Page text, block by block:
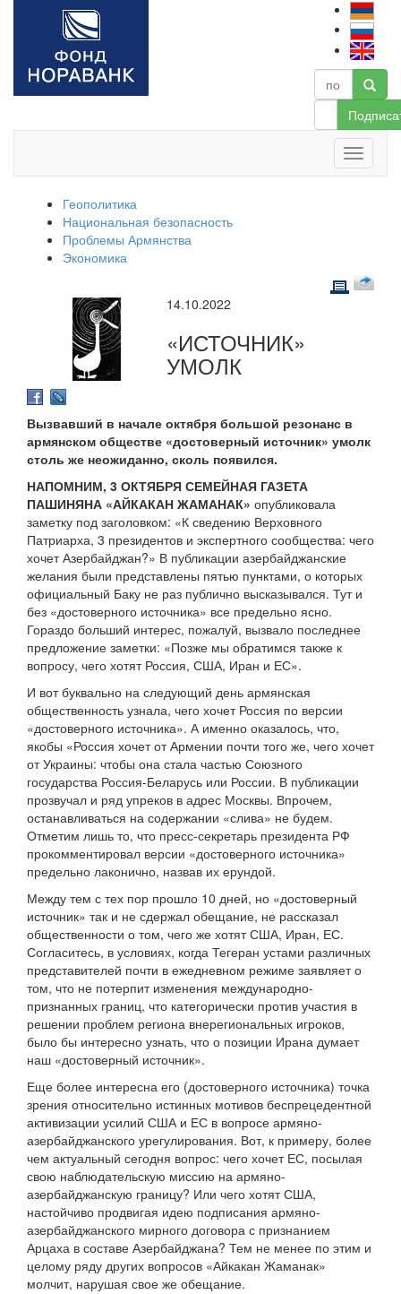
Геополитика
Национальная безопасность
Проблемы Армянства
Экономика
14.10.2022
«ИСТОЧНИК»
УМОЛК
Вызвавший в начале октября большой резонанс в
армянском обществе «достоверный источник» умолк
столь же неожиданно, сколь появился.
НАПОМНИМ, 3 ОКТЯБРЯ СЕМЕЙНАЯ ГАЗЕТА
ПАШИНЯНА «АЙКАКАН ЖАМАНАК» опубликовала
заметку под заголовком: «К сведению Верховного
Патриарха, 3 президентов и экспертного сообщества: чего
хочет Азербайджан?» В публикации азербайджанские
желания были представлены пятью пунктами, о которых
официальный Баку не раз публично высказывался. Тут и
без «достоверного источника» все предельно ясно.
Гораздо больший интерес, пожалуй, вызвало последнее
предложение заметки: «Позже мы обратимся также к
вопросу, чего хотят Россия, США, Иран и ЕС».
И вот буквально на следующий день армянская
общественность узнала, чего хочет Россия по версии
«достоверного источника». А именно оказалось, что,
якобы «Россия хочет от Армении почти того же, чего хочет
от Украины: чтобы она стала частью Союзного
государства Россия-Беларусь или России. В публикации
прозвучал и ряд упреков в адрес Москвы. Впрочем,
останавливаться на содержании «слива» не будем.
Отметим лишь то, что пресс-секретарь президента РФ
прокомментировал версии «достоверного источника»
предельно лаконично, назвав их ерундой.
Между тем с тех пор прошло 10 дней, но «достоверный
источник» так и не сдержал обещание, не рассказал
общественности о том, чего же хотят США, Иран, ЕС.
Согласитесь, в условиях, когда Тегеран устами различных
представителей почти в ежедневном режиме заявляет о
том, что не потерпит изменения международно-
признанных границ, что категорически против участия в
решении проблем региона внерегиональных игроков,
было бы интересно узнать, что о позиции Ирана думает
наш «достоверный источник».
Еще более интересна его (достоверного источника) точка
зрения относительно истинных мотивов беспрецедентной
активизации усилий США и ЕС в вопросе армяно-
азербайджанского урегулирования. Вот, к примеру, более
чем актуальный сегодня вопрос: чего хочет ЕС, посылая
свою наблюдательскую миссию на армяно-
азербайджанскую границу? Или чего хотят США,
настойчиво продвигая идею подписания армяно-
азербайджанского мирного договора с признанием
Арцаха в составе Азербайджана? Тем не менее по этим и
целому ряду других вопросов «Айкакан Жаманак»
молчит, нарушая свое же обещание.